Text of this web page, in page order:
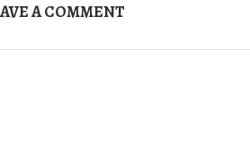
A COMMENT